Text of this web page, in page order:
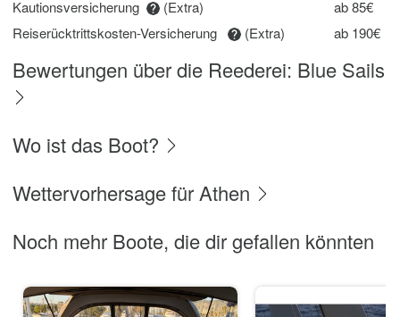
Kautionsversicherung (Extra)
ab 85€
Reiserücktrittskosten-Versicherung
(Extra) ab 190€
Bewertungen über die Reederei: Blue Sails
Wo ist das Boot?
Wettervorhersage für Athen
Noch mehr Boote, die dir gefallen könnten